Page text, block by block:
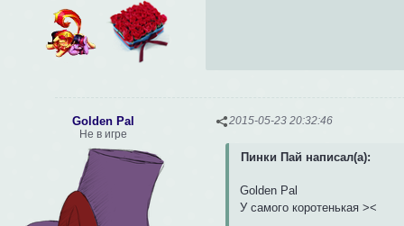
2015-05-23 20:32:46
Golden Pal
Не в игре
Пинки Пай написал(а):
Golden Pal
У самого коротенькая ><